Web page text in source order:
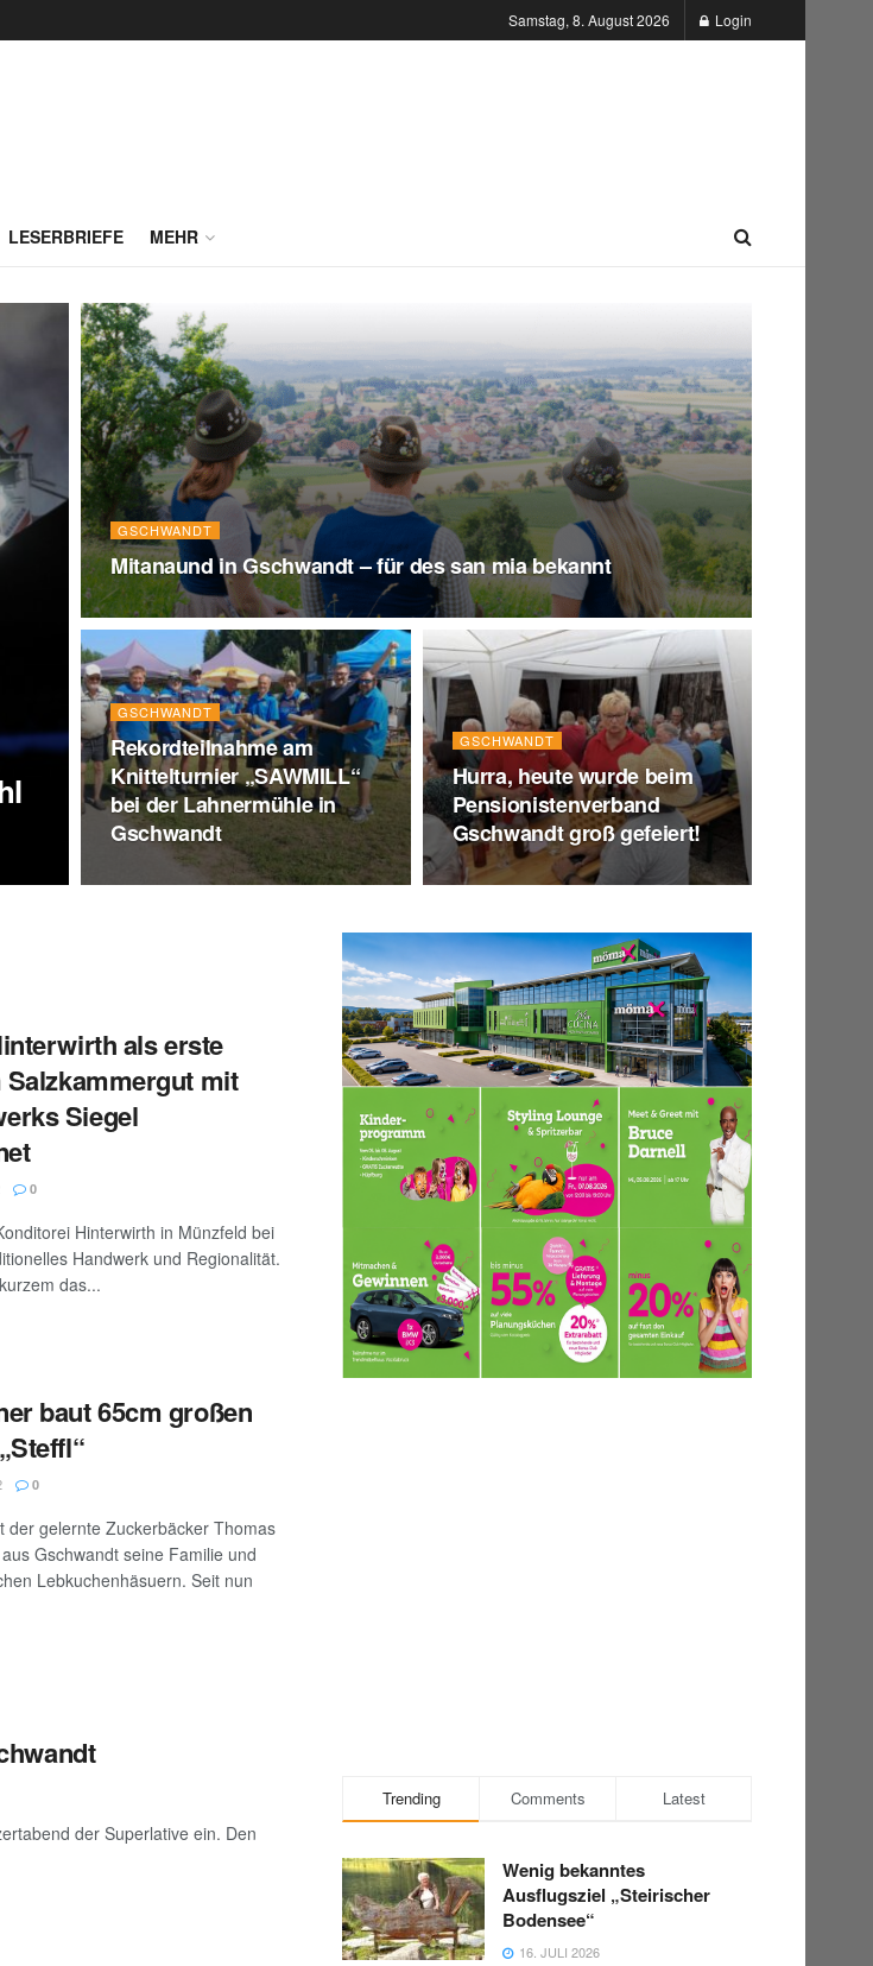
Samstag, 8. August 2026 Login
LESERBRIEFE MEHR
GSCHWANDT
Mitanaund in Gschwandt – für des san mia bekannt
GSCHWANDT
Rekordteilnahme am
Knittelturnier „SAWMILL“
bei der Lahnermühle in
Gschwandt
GSCHWANDT
Hurra, heute wurde beim
Pensionistenverband
Gschwandt groß gefeiert!
als erste
mit
Siegel
0
Hinterwirth in Münzfeld bei
Handwerk und Regionalität.
das...
baut 65cm großen
0
der gelernte Zuckerbäcker Thomas
Gschwandt seine Familie und
Lebkuchenhäsuern. Seit nun
der Superlative ein. Den
Trending Comments Latest
Wenig bekanntes
Ausflugsziel „Steirischer
Bodensee“
16. JULI 2026